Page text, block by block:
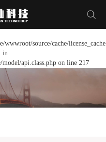
wwwroot/source/cache/
in
api.class.php on line 217